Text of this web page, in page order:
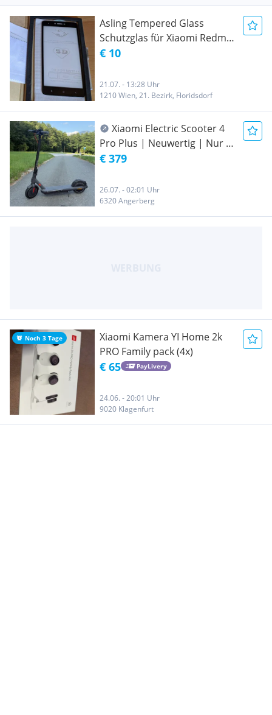
Asling Tempered Glass
Schutzglas für Xiaomi Redmi
Note 4X
€ 10
21.07. - 13:28 Uhr
1210 Wien, 21. Bezirk, Floridsdorf
Xiaomi Electric Scooter 4
Pro Plus | Neuwertig | Nur 3-
4x gefahren |
€ 379
26.07. - 02:01 Uhr
6320 Angerberg
Noch 3 Tage
Xiaomi Kamera YI Home 2k
PRO Family pack (4x)
€ 65 PayLivery
24.06. - 20:01 Uhr
9020 Klagenfurt